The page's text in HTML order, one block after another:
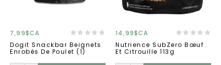
7,99$CA
Dogit Snackbar Beignets
Enrobés De Poulet (1)
14,99$CA
Nutrience SubZero Bœuf
Et Citrouille 113g